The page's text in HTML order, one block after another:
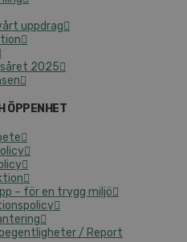
uppdrag
2025
ÖPPENHET
– för en trygg miljö
/ Report